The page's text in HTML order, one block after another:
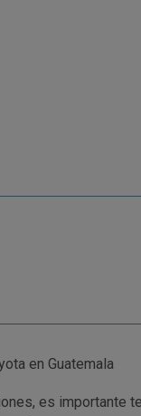
en Guatemala
es importante